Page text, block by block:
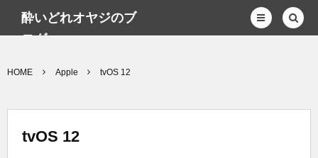
酔いどれオヤジのブ
ログwp
HOME Apple tvOS 12
tvOS 12